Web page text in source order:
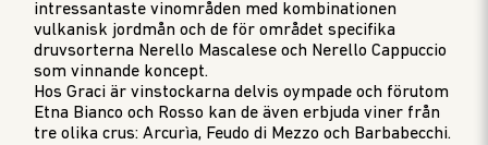
intressantaste vinområden med kombinationen
vulkanisk jordmån och de för området specifika
druvsorterna Nerello Mascalese och Nerello Cappuccio
som vinnande koncept.
Hos Graci är vinstockarna delvis oympade och förutom
Etna Bianco och Rosso kan de även erbjuda viner från
tre olika crus: Arcurìa, Feudo di Mezzo och Barbabecchi.